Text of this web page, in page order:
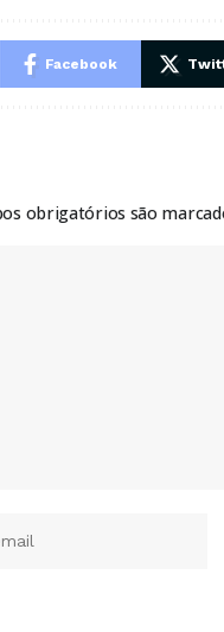
Facebook
obrigatórios são